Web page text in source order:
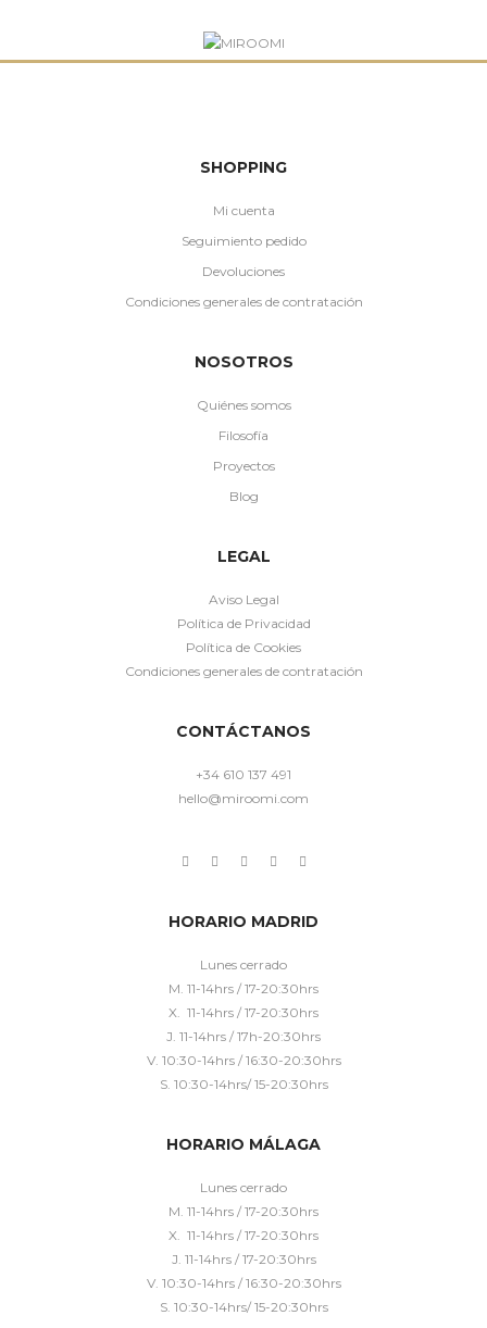
SHOPPING
Mi cuenta
Seguimiento pedido
Devoluciones
Condiciones generales de contratación
NOSOTROS
Quiénes somos
Filosofía
Proyectos
Blog
LEGAL
Aviso Legal
Política de Privacidad
Política de Cookies
Condiciones generales de contratación
CONTÁCTANOS
+34 610 137 491
hello@miroomi.com
HORARIO MADRID
Lunes cerrado
M. 11-14hrs / 17-20:30hrs
X. 11-14hrs / 17-20:30hrs
J. 11-14hrs / 17h-20:30hrs
V. 10:30-14hrs / 16:30-20:30hrs
S. 10:30-14hrs/ 15-20:30hrs
HORARIO MÁLAGA
Lunes cerrado
M. 11-14hrs / 17-20:30hrs
X. 11-14hrs / 17-20:30hrs
J. 11-14hrs / 17-20:30hrs
V. 10:30-14hrs / 16:30-20:30hrs
S. 10:30-14hrs/ 15-20:30hrs